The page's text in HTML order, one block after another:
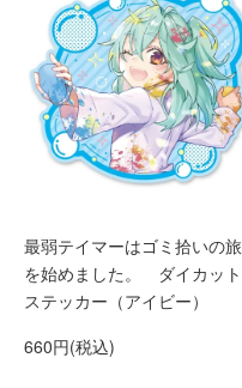
最弱テイマーはゴミ拾いの旅
を始めました。 ダイカット
ステッカー（アイビー）
660円(税込)